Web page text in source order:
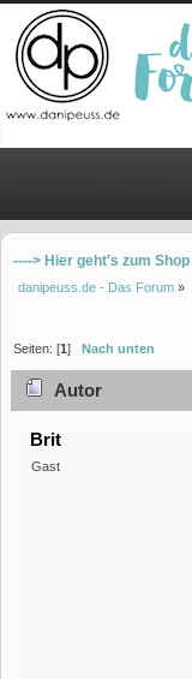
----> Hier geht's zum Shop
danipeuss.de - Das Forum »
Seiten: [1] Nach unten
Autor
Brit
Gast